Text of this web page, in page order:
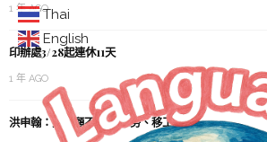
Thai
English
1 年 AGO
印辦處3/28起連休11天
1 年 AGO
洪申翰：推照顧不離職 本勞、移工都挺